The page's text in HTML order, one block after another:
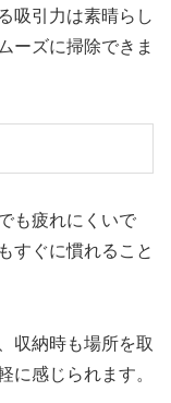
吸引力は素晴らし
ーズに掃除できま
も疲れにくいで
すぐに慣れること
収納時も場所を取
に感じられます。